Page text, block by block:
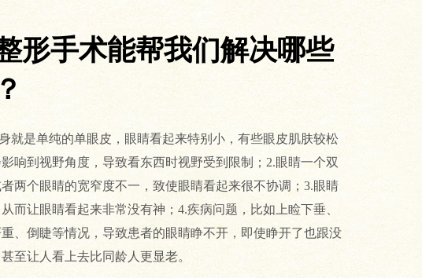
形手术能帮我们解决哪些
就是单纯的单眼皮，眼睛看起来特别小，有些眼皮肌肤较松
响到视野角度，导致看东西时视野受到限制；2.眼睛一个双
两个眼睛的宽窄度不一，致使眼睛看起来很不协调；3.眼睛
而让眼睛看起来非常没有神；4.疾病问题，比如上睑下垂、
、倒睫等情况，导致患者的眼睛睁不开，即使睁开了也跟没
至让人看上去比同龄人更显老。